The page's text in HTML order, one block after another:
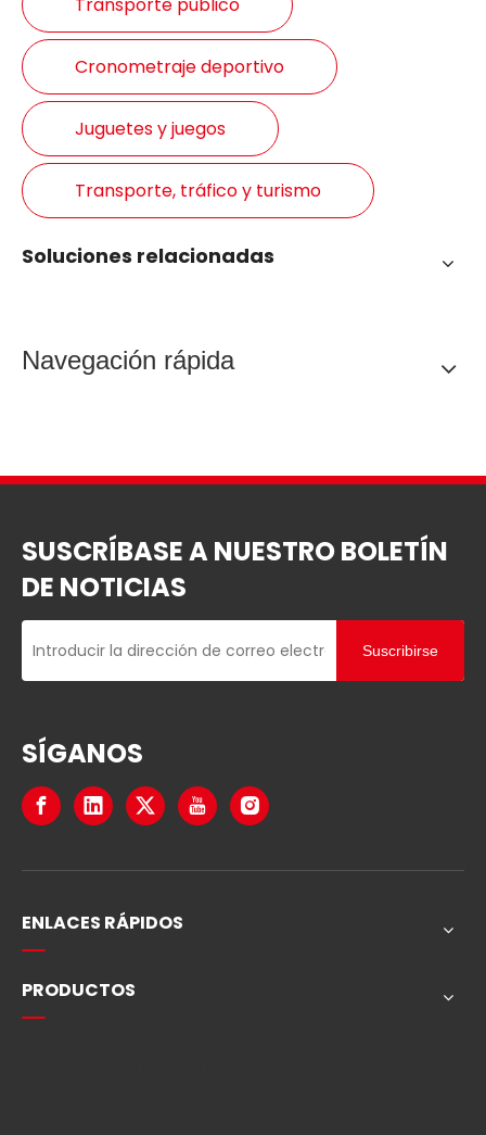
Cronometraje deportivo
Juguetes y juegos
Transporte, tráfico y turismo
Soluciones relacionadas
Navegación rápida
SUSCRÍBASE A NUESTRO BOLETÍN
DE NOTICIAS
Suscribirse
SÍGANOS
ENLACES RÁPIDOS
PRODUCTOS